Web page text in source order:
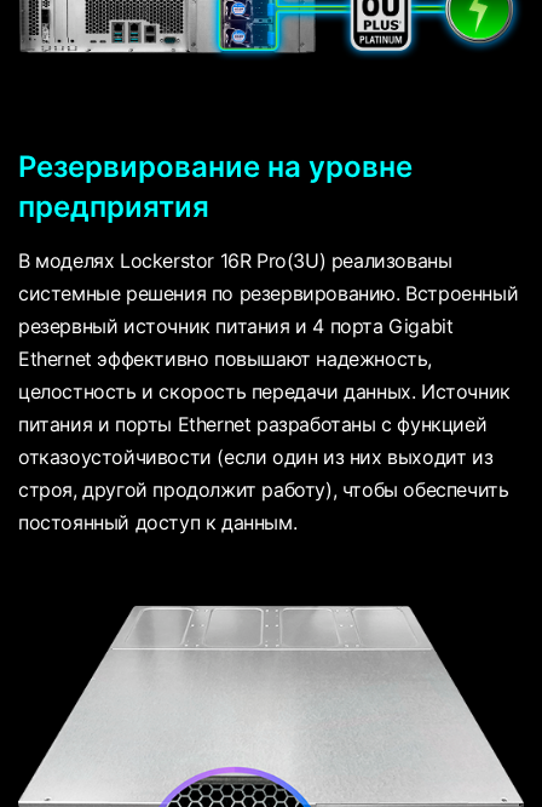
Резервирование на уровне
предприятия
В моделях Lockerstor 16R Pro(3U) реализованы
системные решения по резервированию. Встроенный
резервный источник питания и 4 порта Gigabit
Ethernet эффективно повышают надежность,
целостность и скорость передачи данных. Источник
питания и порты Ethernet разработаны с функцией
отказоустойчивости (если один из них выходит из
строя, другой продолжит работу), чтобы обеспечить
постоянный доступ к данным.